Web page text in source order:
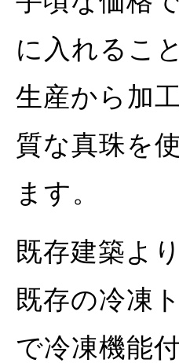
に入れるこ
生産から加
質な真珠を
ます。
既存建築よ
既存の冷凍
で冷凍機能